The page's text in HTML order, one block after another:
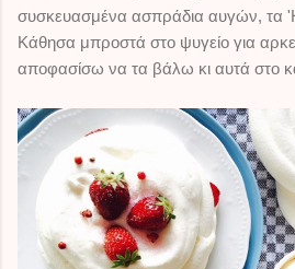
συσκευασμένα ασπράδια αυγών, τα
Κάθησα μπροστά στο ψυγείο για
αποφασίσω να τα βάλω κι αυτά στο